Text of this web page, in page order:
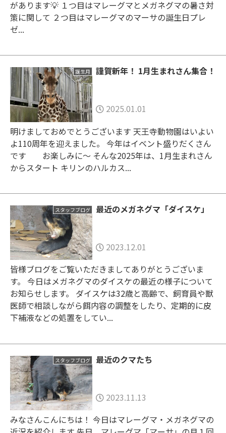
があります💡 １つ目はマレーグマとメガネグマの暑さ対
策に関して ２つ目はマレーグマのマーサの誕生日プレ
ゼ...
誕生月 謹賀新年！ 1月生まれさん集合！
2025.01.01
明けましておめでとうございます 天王寺動物園はいよい
よ110周年を迎えました。 今年はイベント盛りだくさん
です お楽しみに～ そんな2025年は、1月生まれさん
からスタート キリンのハルカス...
スタッフブログ 最近のメガネグマ「ダイスケ」
2023.12.01
皆様ブログをご覧いただきましてありがとうございま
す。 今日はメガネグマのダイスケの最近の様子について
お知らせします。 ダイスケは32歳と高齢で、飼育員や獣
医師で相談しながら餌内容の調整をしたり、定期的に皮
下補液などの処置をしてい...
スタッフブログ 最近のクマたち
2023.11.13
みなさんこんにちは！ 今日はマレーグマ・メガネグマの